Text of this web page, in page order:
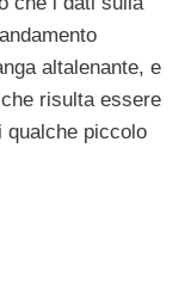
altalenante, e
risulta essere
qualche piccolo